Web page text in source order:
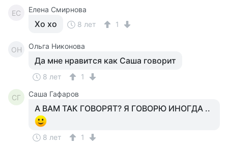
ЕС Елена Смирнова
Хо хо 8 лет 1
ОН Ольга Никонова
Да мне нравится как Саша говорит
8 лет 1
СГ Саша Гафаров
А ВАМ ТАК ГОВОРЯТ? Я ГОВОРЮ ИНОГДА ..
8 лет 1